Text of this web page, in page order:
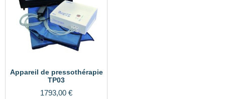
Appareil de pressothérapie
TP03
1793,00 €